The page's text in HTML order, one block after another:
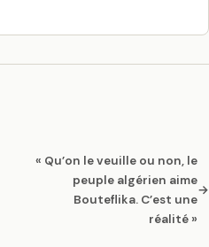
« Qu’on le veuille ou non, le
peuple algérien aime
Bouteflika. C’est une
réalité »
→